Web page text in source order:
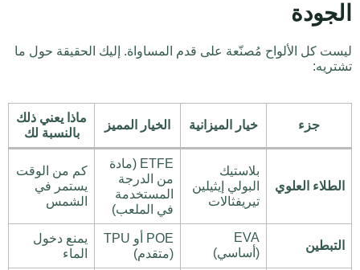
الجودة
ليست كل الألواح مُصنّعة على قدم المساواة. إليك الحقيقة حول ما
تشتريه:
جزء خيار الميزانية الخيار المميز
ماذا يعني ذلك
بالنسبة لك
الطلاء العلوي
بلاستيك
البولي إيثيلين
تيريفثالات
ETFE (مادة
من الدرجة
المستخدمة
في الملعب)
كم من الوقت
يستمر في
الشمس
التبطين
EVA
(أساسي)
POE أو TPU
(متقدم)
يمنع دخول
الماء